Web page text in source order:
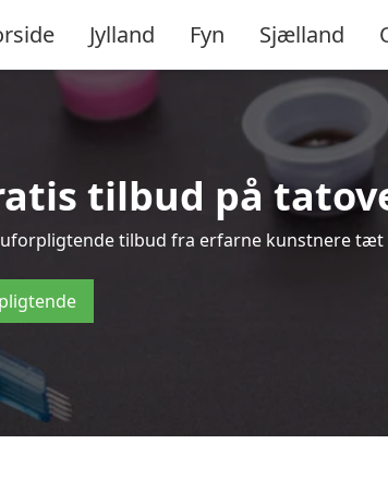
Jylland Fyn Sjælland
tilbud på
tilbud fra erfarne kunstnere tæt